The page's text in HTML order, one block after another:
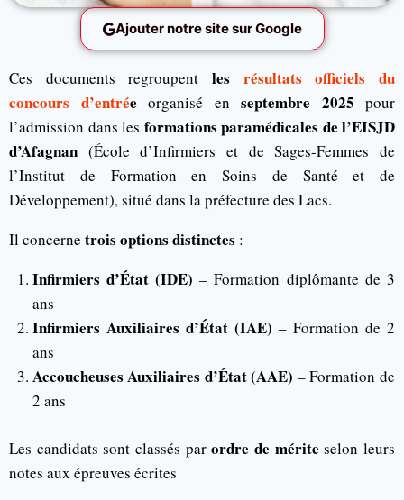
Ajouter notre site sur Google
Ces documents regroupent les résultats officiels du
concours d’entrée organisé en septembre 2025 pour
l’admission dans les formations paramédicales de l’EISJD
d’Afagnan (École d’Infirmiers et de Sages-Femmes de
l’Institut de Formation en Soins de Santé et de
Développement), situé dans la préfecture des Lacs.
Il concerne trois options distinctes :
Infirmiers d’État (IDE) – Formation diplômante de 3
ans
Infirmiers Auxiliaires d’État (IAE) – Formation de 2
ans
Accoucheuses Auxiliaires d’État (AAE) – Formation de
2 ans
Les candidats sont classés parordre de mérite selon leurs
notes aux épreuves écrites